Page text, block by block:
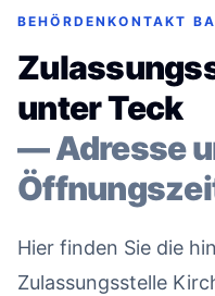
BEHÖRDENKONTAKT
unter Teck
— Adresse
Hier finden Sie die
Zulassungsstelle